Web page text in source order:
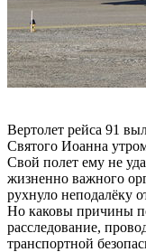
Вертолет рейса 91
Святого Иоанна
Свой полет ему не
жизненно важного
рухнуло неподалёку
Но каковы причины
расследование,
транспортной